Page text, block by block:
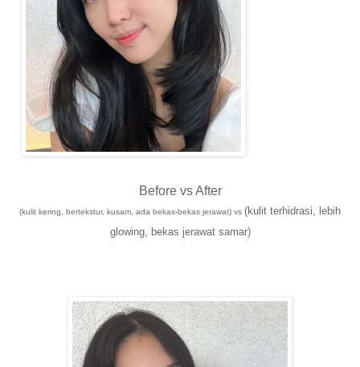
Before vs After
(kulit kering, bertekstur, kusam, ada bekas-bekas jerawat) vs (kulit terhidrasi, lebih
glowing, bekas jerawat samar)